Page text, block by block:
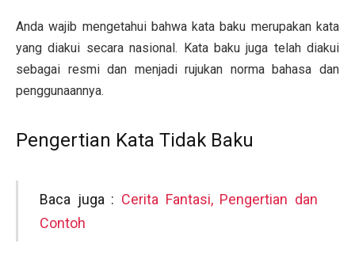
Anda wajib mengetahui bahwa kata baku merupakan kata
yang diakui secara nasional. Kata baku juga telah diakui
sebagai resmi dan menjadi rujukan norma bahasa dan
penggunaannya.
Pengertian Kata Tidak Baku
Baca juga : Cerita Fantasi, Pengertian dan
Contoh